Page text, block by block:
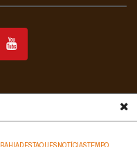
BAHIADESTAQUESNOTÍCIASTEMPO